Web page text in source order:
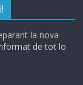
la nova
de tot lo